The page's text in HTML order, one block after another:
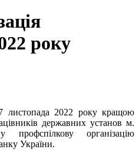
року
листопада 2022 року кращою
державних установ м.
організацію
України.